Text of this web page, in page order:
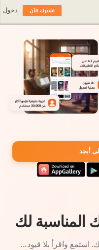
أبجد
المناسبة لك
استمع واقرأ بلا قيود…
اشترك الآن دخول